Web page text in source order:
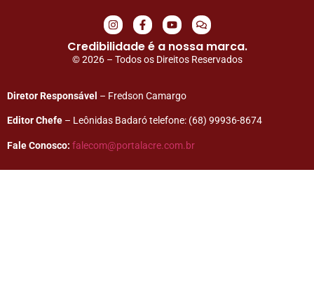
Credibilidade é a nossa marca.
© 2026 – Todos os Direitos Reservados
Diretor Responsável – Fredson Camargo
Editor Chefe – Leônidas Badaró telefone: (68) 99936-8674
Fale Conosco: falecom@portalacre.com.br